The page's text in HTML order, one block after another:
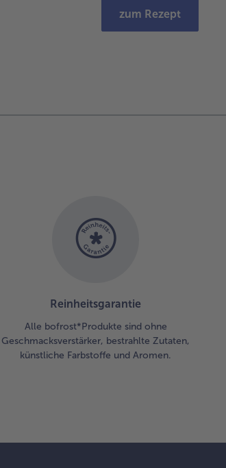
zum Rezept
Reinheitsgarantie
Alle bofrost*Produkte sind ohne
Geschmacksverstärker, bestrahlte Zutaten,
künstliche Farbstoffe und Aromen.